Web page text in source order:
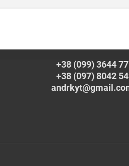
+38 (099) 3644
+38 (097) 8042